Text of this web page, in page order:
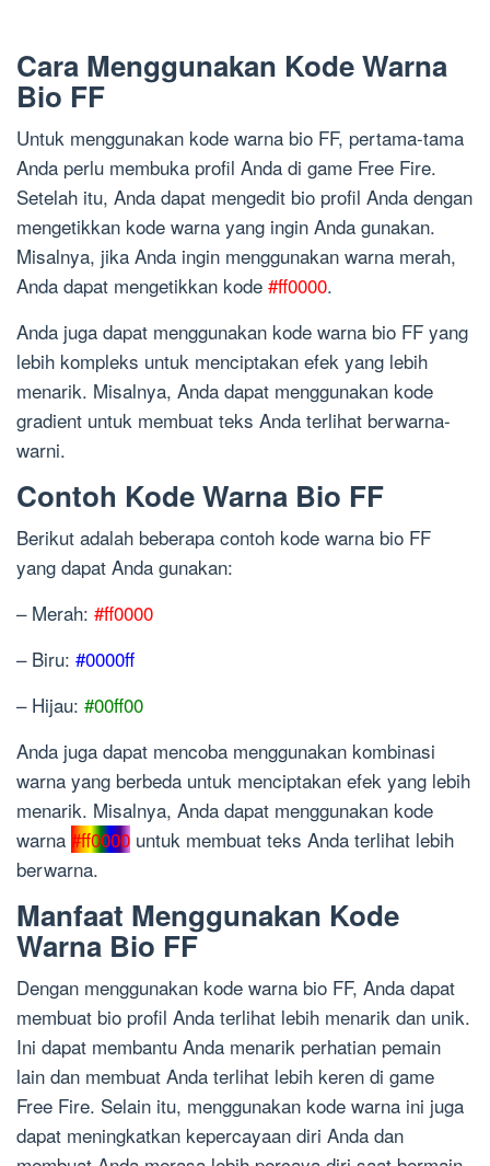
Cara Menggunakan Kode Warna
Bio FF
Untuk menggunakan kode warna bio FF, pertama-tama
Anda perlu membuka profil Anda di game Free Fire.
Setelah itu, Anda dapat mengedit bio profil Anda dengan
mengetikkan kode warna yang ingin Anda gunakan.
Misalnya, jika Anda ingin menggunakan warna merah,
Anda dapat mengetikkan kode #ff0000.
Anda juga dapat menggunakan kode warna bio FF yang
lebih kompleks untuk menciptakan efek yang lebih
menarik. Misalnya, Anda dapat menggunakan kode
gradient untuk membuat teks Anda terlihat berwarna-
warni.
Contoh Kode Warna Bio FF
Berikut adalah beberapa contoh kode warna bio FF
yang dapat Anda gunakan:
– Merah: #ff0000
– Biru: #0000ff
– Hijau: #00ff00
Anda juga dapat mencoba menggunakan kombinasi
warna yang berbeda untuk menciptakan efek yang lebih
menarik. Misalnya, Anda dapat menggunakan kode
warna #ff0000 untuk membuat teks Anda terlihat lebih
berwarna.
Manfaat Menggunakan Kode
Warna Bio FF
Dengan menggunakan kode warna bio FF, Anda dapat
membuat bio profil Anda terlihat lebih menarik dan unik.
Ini dapat membantu Anda menarik perhatian pemain
lain dan membuat Anda terlihat lebih keren di game
Free Fire. Selain itu, menggunakan kode warna ini juga
dapat meningkatkan kepercayaan diri Anda dan